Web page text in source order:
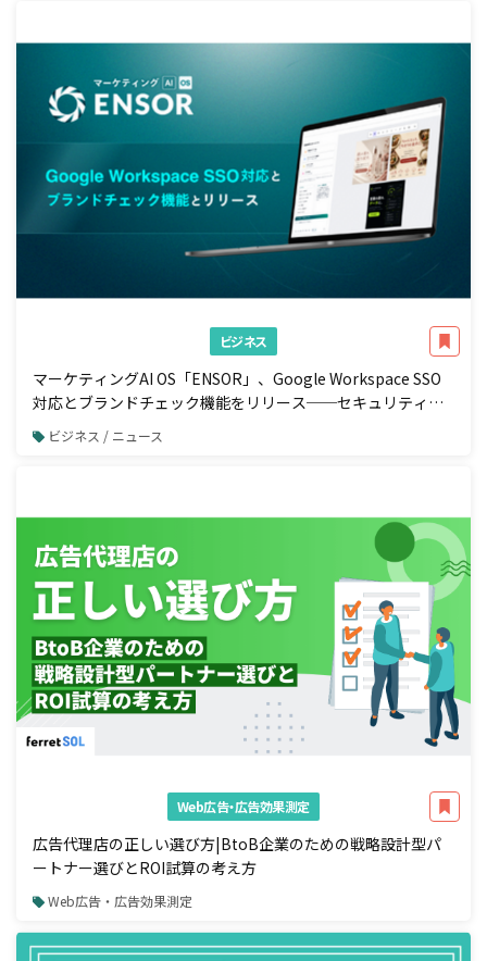
ビジネス
マーケティングAI OS「ENSOR」、Google Workspace SSO
対応とブランドチェック機能をリリース──セキュリティ強
化と広告配信前の自動コンプラ検知を一体で実現
ビジネス / ニュース
Web広告・広告効果測定
広告代理店の正しい選び方|BtoB企業のための戦略設計型パ
ートナー選びとROI試算の考え方
Web広告・広告効果測定